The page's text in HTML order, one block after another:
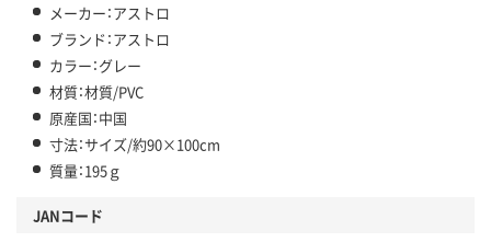
メーカー：アストロ
ブランド：アストロ
カラー：グレー
材質：材質/PVC
原産国：中国
寸法：サイズ/約90×100cm
質量：195ｇ
JANコード